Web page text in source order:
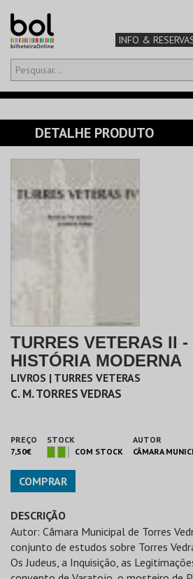
INFO &
Olá,iniciar sessão
CARRINHO 0
TEATRO & ARTE
MÚSICA & FESTIVAIS
FAMÍLIA
DETALHE PRODUTO
TURRES VETERAS II
HISTÓRIA MODERNA
LIVROS | TURRES VETERAS
C. M. TORRES VEDRAS
PREÇO
7,50€
STOCK
COM STOCK
AUTOR
CÂMARA
COMPRAR
DESCRIÇÃO
Autor: Câmara Municipal de Torres
conjunto de estudos sobre Torres
Os Judeus, a Inquisição, as